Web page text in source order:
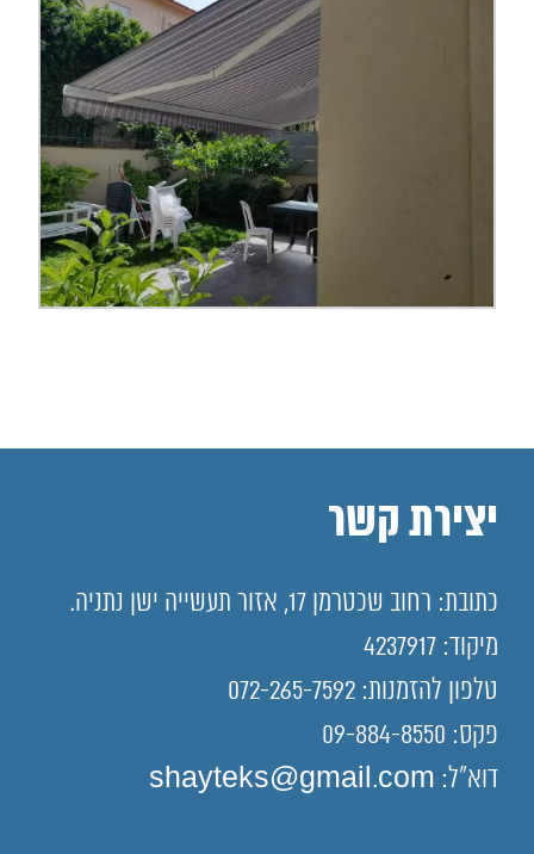
יצירת קשר
כתובת: רחוב שכטרמן 17, אזור תעשייה ישן נתניה.
מיקוד: 4237917
טלפון להזמנות: 072-265-7592
פקס: 09-884-8550
דוא"ל: shayteks@gmail.com